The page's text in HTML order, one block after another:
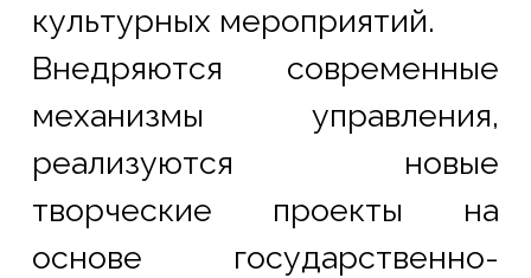
культурных мероприятий.
Внедряются современные
механизмы управления,
реализуются новые
творческие проекты на
основе государственно-